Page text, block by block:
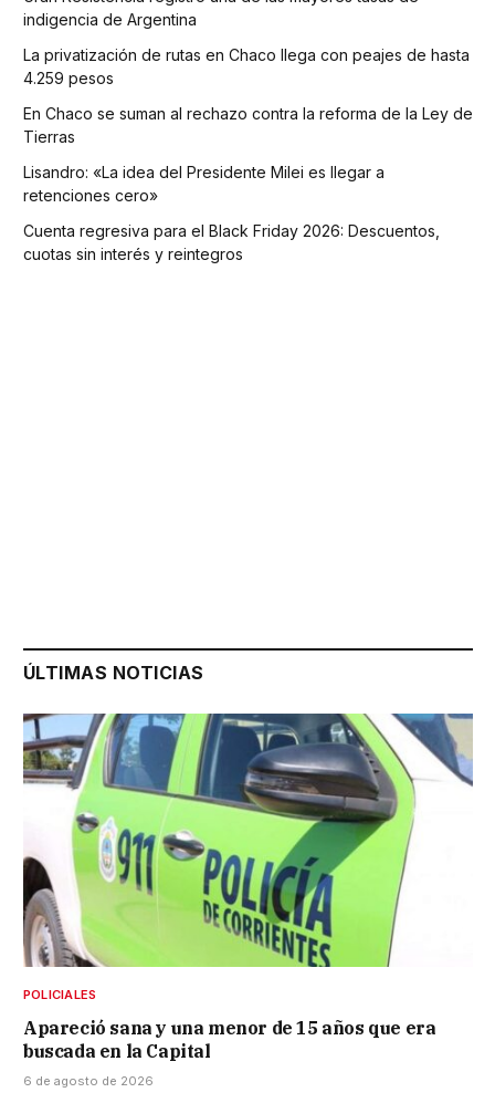
indigencia de Argentina
La privatización de rutas en Chaco llega con peajes de hasta
4.259 pesos
En Chaco se suman al rechazo contra la reforma de la Ley de
Tierras
Lisandro: «La idea del Presidente Milei es llegar a
retenciones cero»
Cuenta regresiva para el Black Friday 2026: Descuentos,
cuotas sin interés y reintegros
ÚLTIMAS NOTICIAS
POLICIALES
Apareció sana y una menor de 15 años que era
buscada en la Capital
6 de agosto de 2026